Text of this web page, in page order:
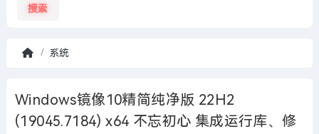
搜索
页
系统
Windows镜像10精简纯净版 22H2
(19045.7184) x64 不忘初心 集成运行库、修